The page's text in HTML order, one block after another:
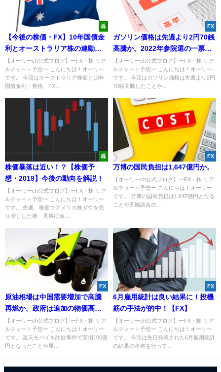
株
【今後の株価・FX】10年国債金
利とオーストラリア株の連動性
が激アツ！？
【オーリーch公式ブログ】ーFX・株 リア
ルチャート予想ー こんにちは！オーリー
です。 今回はオーストラリア株価と10年
国債金利・推移、FX...
FX
ガソリン価格は先週より2円70銭
高騰か。2022年参院選の一票の
格差は最大3.032倍に。
【オーリーch公式ブログ】ーFX・株 リア
ルチャート予想ー こんにちは！オーリー
です。 今回はガソリン価格は先週より2円
70銭高騰したことや...
株
株価暴落は近い！？【株価予
想・2019】今後の動向を解説！
【オーリーch公式ブログ】ーFX・株 リア
ルチャート予想ー こんにちは！オーリー
です。 先週、株価でアメリカ株ダウを売
り増しした後、見事に落...
FX
万博の国民負担は1,647億円か。
【オーリーch公式ブログ】ーFX・株 リア
ルチャート予想ー こんにちは！オーリー
です。 万博の国民負担は1,647億円となる
ことや五輪談合の...
FX
原油相場は中国需要増加で高騰
再燃か。政府は追加の物価高対
策をまとめる方針へ。
【オーリーch公式ブログ】ーFX・株 リア
ルチャート予想ー こんにちは！オーリー
です。 楽天モバイル詐欺事件で実損100億
円となったことや原...
FX
6月雇用統計は良い結果に！投機
筋の手法が的中！【FX】
【オーリーch公式ブログ】ーFX・株 リア
ルチャート予想ー こんにちは！オーリー
です。 今回は先日発表された6月雇用統計
の結果の考察を行って...